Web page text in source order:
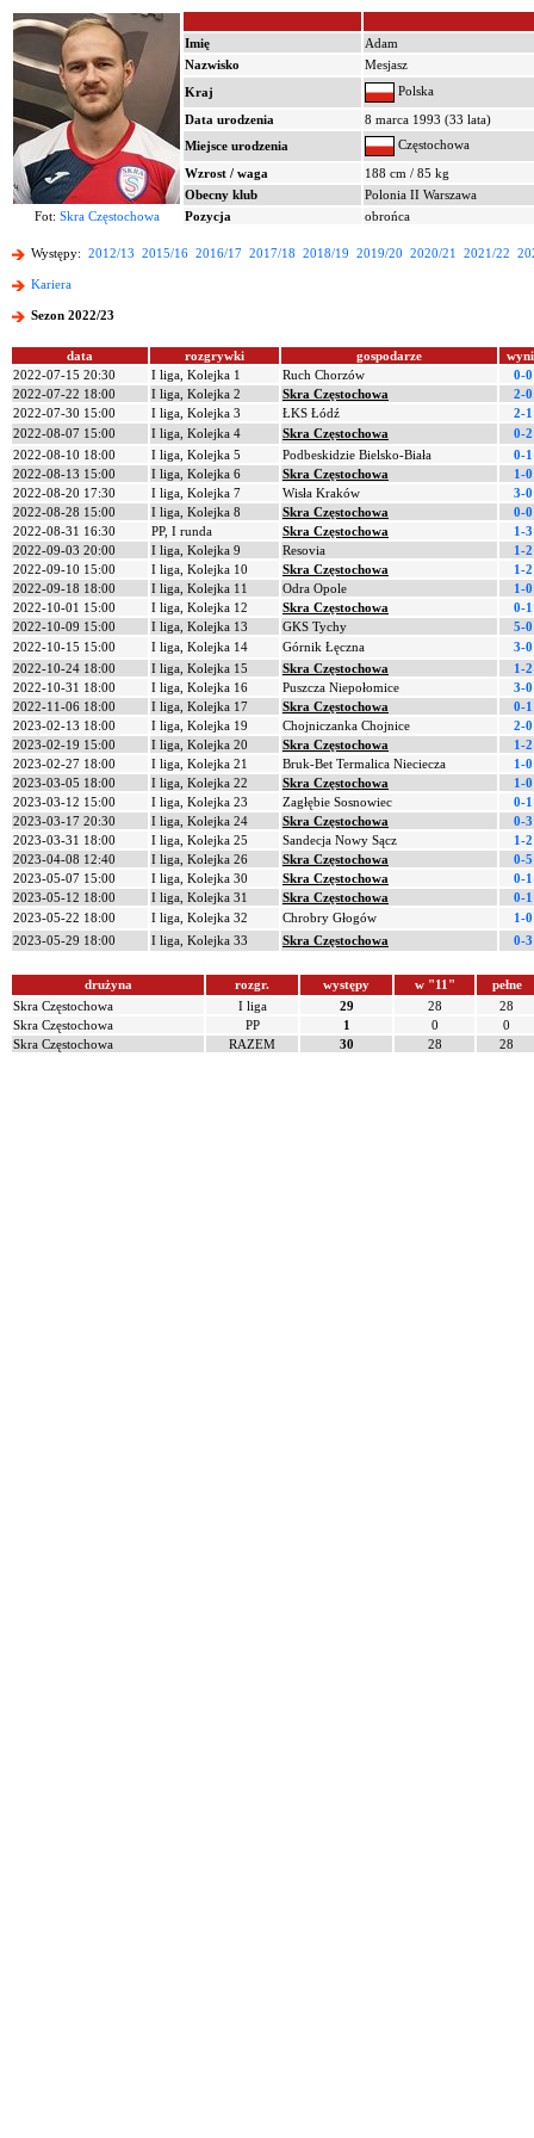
Imię
Adam
Nazwisko
Mesjasz
Kraj
Polska
Data urodzenia
8 marca 1993 (33 lata)
Miejsce urodzenia
Częstochowa
Wzrost / waga
188 cm / 85 kg
Obecny klub
Polonia II Warszawa
Fot: Skra Częstochowa Pozycja obrońca
Występy: 2012/13 2015/16 2016/17 2017/18 2018/19 2019/20 2020/21 2021/22
Kariera
Sezon 2022/23
data rozgrywki gospodarze
2022-07-15 20:30
I liga, Kolejka 1 Ruch Chorzów
0-0
2022-07-22 18:00
I liga, Kolejka 2 Skra Częstochowa
2-0
2022-07-30 15:00
I liga, Kolejka 3 ŁKS Łódź
2-1
2022-08-07 15:00
I liga, Kolejka 4 Skra Częstochowa
0-2
2022-08-10 18:00
I liga, Kolejka 5 Podbeskidzie Bielsko-Biała
0-1
2022-08-13 15:00
I liga, Kolejka 6 Skra Częstochowa
1-0
2022-08-20 17:30
I liga, Kolejka 7 Wisła Kraków
3-0
2022-08-28 15:00
I liga, Kolejka 8 Skra Częstochowa
0-0
2022-08-31 16:30
PP, I runda Skra Częstochowa
1-3
2022-09-03 20:00
I liga, Kolejka 9 Resovia
1-2
2022-09-10 15:00
I liga, Kolejka 10 Skra Częstochowa
1-2
2022-09-18 18:00
I liga, Kolejka 11 Odra Opole
1-0
2022-10-01 15:00
I liga, Kolejka 12 Skra Częstochowa
0-1
2022-10-09 15:00
I liga, Kolejka 13 GKS Tychy
5-0
2022-10-15 15:00
I liga, Kolejka 14 Górnik Łęczna
3-0
2022-10-24 18:00
I liga, Kolejka 15 Skra Częstochowa
1-2
2022-10-31 18:00
I liga, Kolejka 16 Puszcza Niepołomice
3-0
2022-11-06 18:00
I liga, Kolejka 17 Skra Częstochowa
0-1
2023-02-13 18:00
I liga, Kolejka 19 Chojniczanka Chojnice
2-0
2023-02-19 15:00
I liga, Kolejka 20 Skra Częstochowa
1-2
2023-02-27 18:00
I liga, Kolejka 21 Bruk-Bet Termalica Nieciecza
1-0
2023-03-05 18:00
I liga, Kolejka 22 Skra Częstochowa
1-0
2023-03-12 15:00
I liga, Kolejka 23 Zagłębie Sosnowiec
0-1
2023-03-17 20:30
I liga, Kolejka 24 Skra Częstochowa
0-3
2023-03-31 18:00
I liga, Kolejka 25 Sandecja Nowy Sącz
1-2
2023-04-08 12:40
I liga, Kolejka 26 Skra Częstochowa
0-5
2023-05-07 15:00
I liga, Kolejka 30 Skra Częstochowa
0-1
2023-05-12 18:00
I liga, Kolejka 31 Skra Częstochowa
0-1
2023-05-22 18:00
I liga, Kolejka 32 Chrobry Głogów
1-0
2023-05-29 18:00
I liga, Kolejka 33 Skra Częstochowa 0-3
drużyna rozgr. występy w "11"
pełne
Skra Częstochowa
I liga 29 28
28
Skra Częstochowa
PP 1 0
0
Skra Częstochowa
RAZEM 30 28 28